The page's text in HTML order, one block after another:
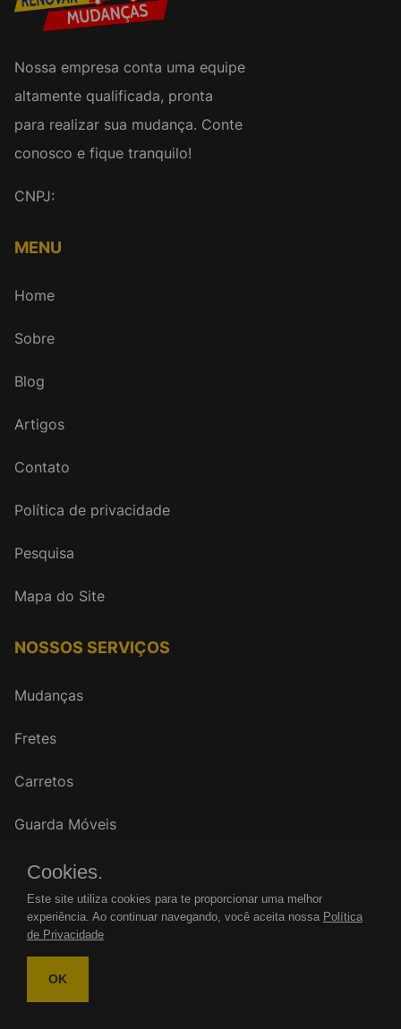
Nossa empresa conta uma equipe
altamente qualificada, pronta
para realizar sua mudança. Conte
conosco e fique tranquilo!
CNPJ:
MENU
Home
Sobre
Blog
Artigos
Contato
Política de privacidade
Pesquisa
Mapa do Site
NOSSOS SERVIÇOS
Mudanças
Fretes
Carretos
Guarda Móveis
FALE CONOSCO
WhatsApp: (11)
Cookies.
Este site utiliza cookies para te proporcionar uma melhor
experiência. Ao continuar navegando, você aceita nossa Política
de Privacidade
OK